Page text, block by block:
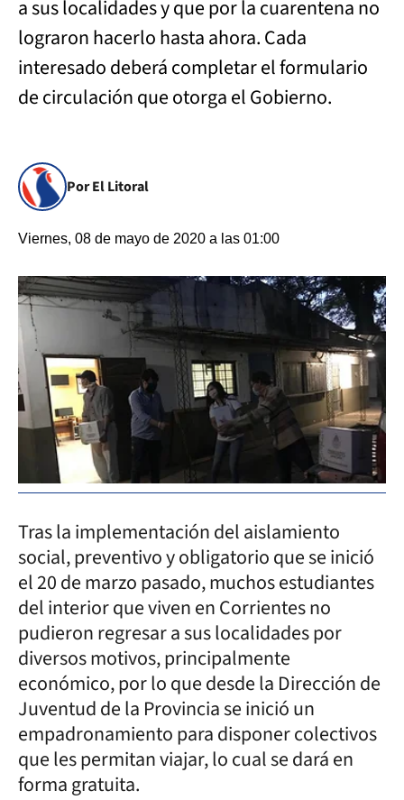
a sus localidades y que por la cuarentena no
lograron hacerlo hasta ahora. Cada
interesado deberá completar el formulario
de circulación que otorga el Gobierno.
Por El Litoral
Viernes, 08 de mayo de 2020 a las 01:00
Tras la implementación del aislamiento
social, preventivo y obligatorio que se inició
el 20 de marzo pasado, muchos estudiantes
del interior que viven en Corrientes no
pudieron regresar a sus localidades por
diversos motivos, principalmente
económico, por lo que desde la Dirección de
Juventud de la Provincia se inició un
empadronamiento para disponer colectivos
que les permitan viajar, lo cual se dará en
forma gratuita.